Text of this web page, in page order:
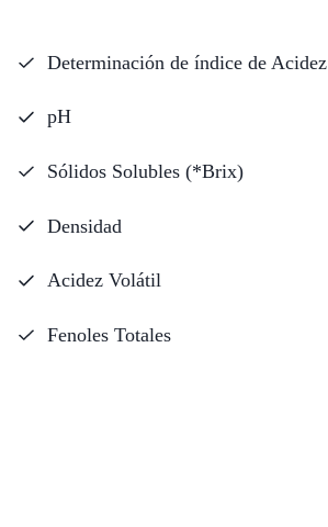
Determinación de índice de Acidez
pH
Sólidos Solubles (*Brix)
Densidad
Acidez Volátil
Fenoles Totales